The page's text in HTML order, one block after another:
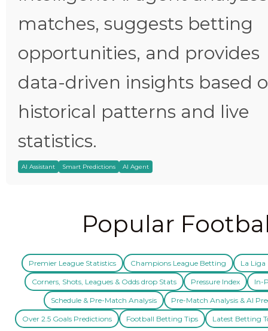
matches, suggests betting
opportunities, and provides
data-driven insights based
historical patterns and live
statistics.
AI Assistant Smart Predictions AI Agent
Popular
Premier League Statistics Champions League Betting La Liga
Corners, Shots, Leagues & Odds drop Stats Pressure Index In-
Schedule & Pre-Match Analysis Pre-Match Analysis & AI
Over 2.5 Goals Predictions Football Betting Tips Latest Betting